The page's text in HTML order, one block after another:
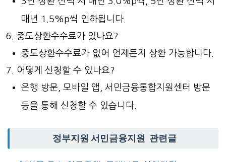
매년 1.5%p씩 인하됩니다.
중도상환수수료가 있나요?
중도상환수수료가 없어 언제든지 상환 가능합니다.
어떻게 신청할 수 있나요?
은행 방문, 모바일 앱, 서민금융통합지원센터 방문
등을 통해 신청할 수 있습니다.
정부지원 서민금융지원 관련글